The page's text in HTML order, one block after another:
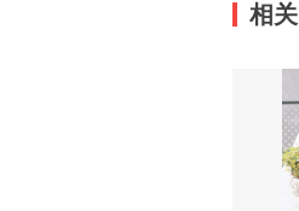
相